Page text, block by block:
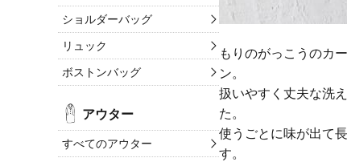
ショルダーバッグ
リュック
ボストンバッグ
アウター
すべてのアウター
もりのがっこうのカ
ン。
扱いやすく丈夫な洗
た。
使うごとに味が出て
す。